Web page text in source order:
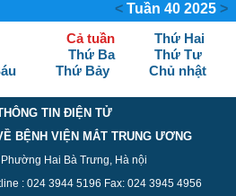
< Tuần 40 2025 >
Cả tuần
Thứ Hai
Thứ Ba
Thứ Tư
Thứ Bảy Chủ nhật
TIN ĐIỆN TỬ
BỆNH VIỆN MẮT TRUNG ƯƠNG
Hai Bà Trưng, Hà nội
: 024 3944 5196 Fax: 024 3945 4956